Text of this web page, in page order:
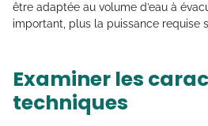
être adaptée au volume d’eau à
important, plus la puissance requise
Examiner les
techniques